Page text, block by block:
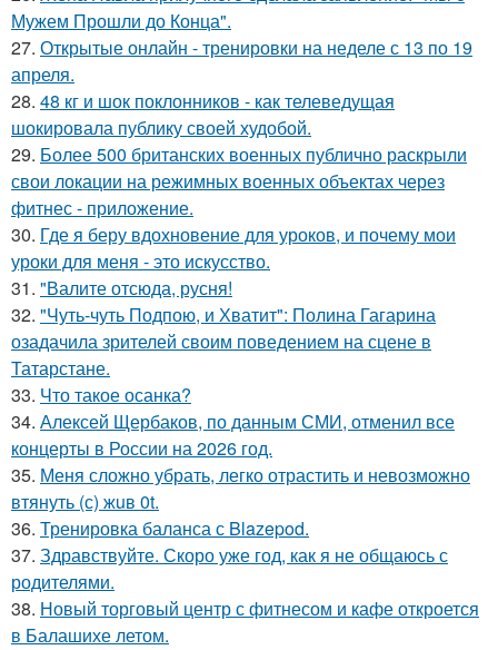
Мужем Прошли до Конца".
27. Открытые онлайн - тренировки на неделе с 13 по 19
апреля.
28. 48 кг и шок поклонников - как телеведущая
шокировала публику своей худобой.
29. Более 500 британских военных публично раскрыли
свои локации на режимных военных объектах через
фитнес - приложение.
30. Где я беру вдохновение для уроков, и почему мои
уроки для меня - это искусство.
31. "Валите отсюда, русня!
32. "Чуть-чуть Подпою, и Хватит": Полина Гагарина
озадачила зрителей своим поведением на сцене в
Татарстане.
33. Что такое осанка?
34. Алексей Щербаков, по данным СМИ, отменил все
концерты в России на 2026 год.
35. Меня сложно убрать, легко отрастить и невозможно
втянуть (с) жuв 0t.
36. Тренировка баланса с Blazepod.
37. Здравствуйте. Скоро уже год, как я не общаюсь с
родителями.
38. Новый торговый центр с фитнесом и кафе откроется
в Балашихе летом.